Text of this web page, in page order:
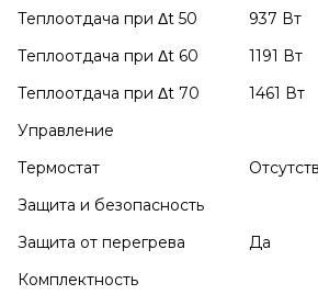
Теплоотдача при Δt 50
937 Вт
Теплоотдача при Δt 60
1191 Вт
Теплоотдача при Δt 70
1461 Вт
Управление
Термостат
Защита и безопасность
Защита от перегрева
Да
Комплектность